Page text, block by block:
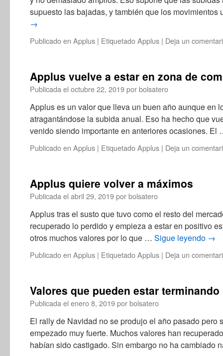
supuesto las bajadas, y también que los
→
Publicado en Applus | EtiquetadoApplus | Deja un
Applus vuelve a estar en zona de
Publicada el octubre 22, 2019porbolsatero
Applus es un valor que lleva un buen año aunque en
atragantándose la subida anual. Eso ha hecho que
venido siendo importante en anteriores ocasiones.
Publicado en Applus | EtiquetadoApplus | Deja un
Applus quiere volver a máximos
Publicada el abril 29, 2019porbolsatero
Applus tras el susto que tuvo como el resto del
recuperado lo perdido y empieza a estar en positivo
otros muchos valores por lo que … Sigue leyendo →
Publicado en Applus | EtiquetadoApplus | Deja un
Valores que pueden estar
Publicada el enero 8, 2019porbolsatero
El rally de Navidad no se produjo el año pasado pero
empezado muy fuerte. Muchos valores han
habían sido castigado. Sin embargo no ha cambiado